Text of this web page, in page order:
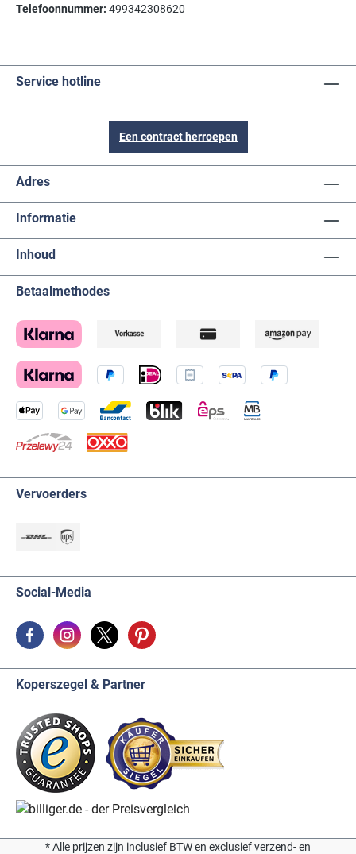
Telefoonnummer: 499342308620
Service hotline
Een contract herroepen
Adres
Informatie
Inhoud
Betaalmethodes
Vervoerders
Social-Media
Koperszegel & Partner
* Alle prijzen zijn inclusief BTW en exclusief verzend- en